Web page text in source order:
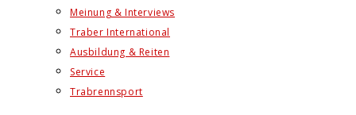
Meinung & Interviews
Traber International
Ausbildung & Reiten
Service
Trabrennsport